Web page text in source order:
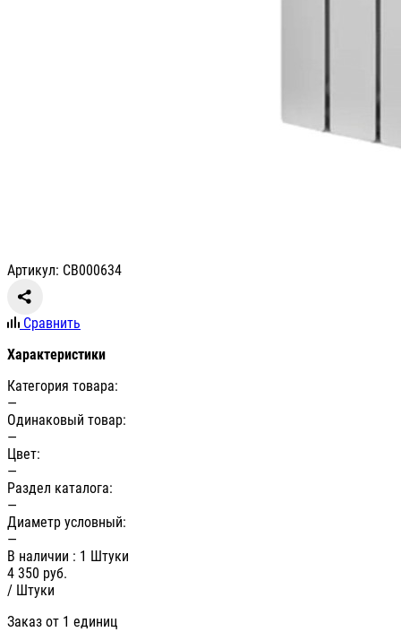
Артикул: СВ000634
Сравнить
Характеристики
Категория товара:
—
Одинаковый товар:
—
Цвет:
—
Раздел каталога:
—
Диаметр условный:
—
В наличии : 1 Штуки
4 350 руб.
/ Штуки
Заказ от 1 единиц